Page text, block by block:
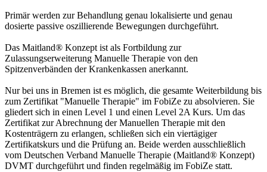
Primär werden zur Behandlung genau lokalisierte und genau
dosierte passive oszillierende Bewegungen durchgeführt.
Das Maitland® Konzept ist als Fortbildung zur
Zulassungserweiterung Manuelle Therapie von den
Spitzenverbänden der Krankenkassen anerkannt.
Nur bei uns in Bremen ist es möglich, die gesamte Weiterbildung bis
zum Zertifikat "Manuelle Therapie" im FobiZe zu absolvieren. Sie
gliedert sich in einen Level 1 und einen Level 2A Kurs. Um das
Zertifikat zur Abrechnung der Manuellen Therapie mit den
Kostenträgern zu erlangen, schließen sich ein viertägiger
Zertifikatskurs und die Prüfung an. Beide werden ausschließlich
vom Deutschen Verband Manuelle Therapie (Maitland® Konzept)
DVMT durchgeführt und finden regelmäßig im FobiZe statt.